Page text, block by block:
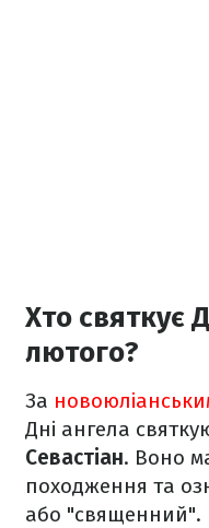
Хто святкує
лютого?
За
Дні ангела
Севастіан. Воно
походження та
або "священний".